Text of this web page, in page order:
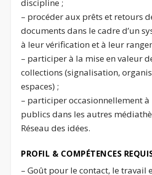
discipline ;
– procéder aux prêts et retours
documents dans le cadre d’un
à leur vérification et à leur
– participer à la mise en valeur
collections (signalisation,
espaces) ;
– participer occasionnellement à
publics dans les autres
Réseau des idées.
PROFIL & COMPÉTENCES
– Goût pour le contact, le travail